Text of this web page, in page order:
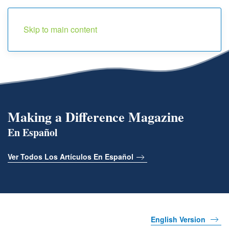
Skip to main content
Making a Difference Magazine
En Español
Ver Todos Los Artículos En Español
English Version